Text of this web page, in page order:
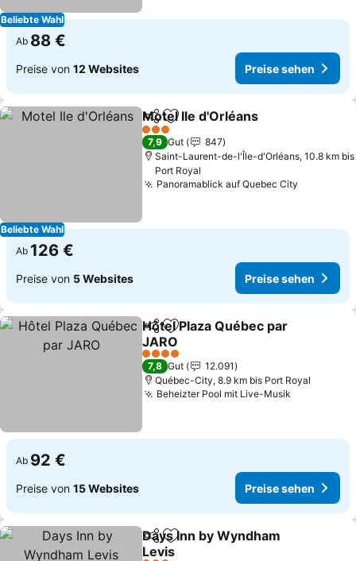
Beliebte Wahl
Ab 88 €
Preise von 12 Websites Preise sehen
Beliebte Wahl
TeilenZu Favoriten hinzufügen
Motel Ile d'Orléans
3 Sterne
7,9 Gut
847
Saint-Laurent-de-l'Île-d'Orléans, 10.8 km bis
Port Royal
Panoramablick auf Quebec City
Ab 126 €
Preise von 5 Websites Preise sehen
TeilenZu Favoriten hinzufügen
Hôtel Plaza Québec par
JARO
Preise sehen
4 Sterne
7,8 Gut
12.091
Québec-City, 8.9 km bis Port Royal
Beheizter Pool mit Live-Musik
Ab 92 €
Preise von 15 Websites Preise sehen
TeilenZu Favoriten hinzufügen
Days Inn by Wyndham
Levis